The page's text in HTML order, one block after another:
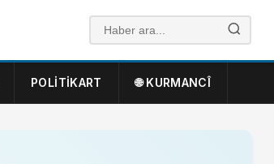
POLITIKART 🌐 KURMANCÎ